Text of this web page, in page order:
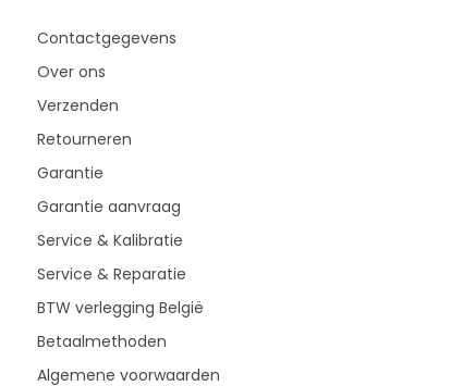
Contactgegevens
Over ons
Verzenden
Retourneren
Garantie
Garantie aanvraag
Service & Kalibratie
Service & Reparatie
BTW verlegging België
Betaalmethoden
Algemene voorwaarden